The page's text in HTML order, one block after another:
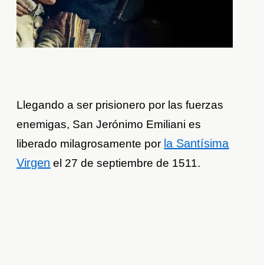
Llegando a ser prisionero por las fuerzas
enemigas, San Jerónimo Emiliani es
liberado milagrosamente por la Santísima
Virgen el 27 de septiembre de 1511.